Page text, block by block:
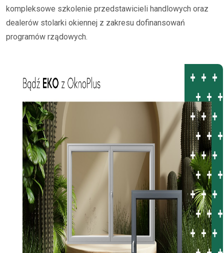
kompleksowe szkolenie przedstawicieli handlowych oraz
dealerów stolarki okiennej z zakresu dofinansowań
programów rządowych.